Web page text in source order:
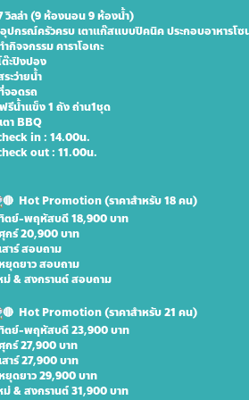
วิลล่า (9 ห้องนอน 9 ห้องน้ำ)
ปกรณ์ครัวครบ เตาแก๊สแบบปิคนิค ประกอบอาหารโ
กิจจกรรม คาราโอเกะ
ต๊ะปิงปอง
ะว่ายน้ำ
จอดรถ
รีน้ำแข็ง 1 ถัง ถ่าน1ชุด
ตา BBQ
in : 14.00น.
out : 11.00น.
Hot Promotion (ราคาสำหรับ 18 คน)
ตย์-พฤหัสบดี 18,900 บาท
กร์ 20,900 บาท
สาร์ สอบถาม
ยุดยาว สอบถาม
ม่ & สงกรานต์ สอบถาม
Hot Promotion (ราคาสำหรับ 21 คน)
ตย์-พฤหัสบดี 23,900 บาท
กร์ 27,900 บาท
สาร์ 27,900 บาท
ยุดยาว 29,900 บาท
ม่ & สงกรานต์ 31,900 บาท